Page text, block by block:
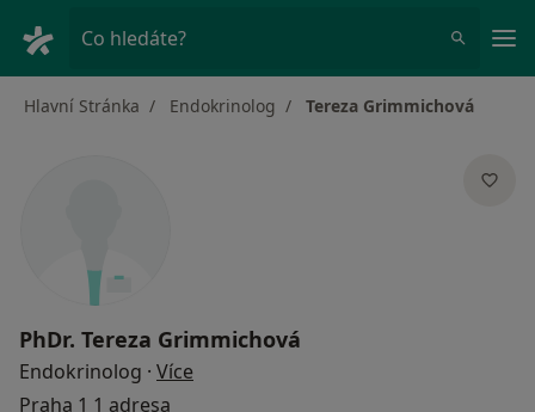
Co hledáte?
Hlavní Stránka Endokrinolog Tereza Grimmichová
PhDr. Tereza Grimmichová
Endokrinolog · Více
Praha 1 1 adresa